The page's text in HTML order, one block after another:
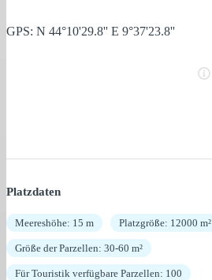
GPS: N 44°10'29.8'' E 9°37'23.8''
Platzdaten
Meereshöhe: 15 m Platzgröße: 12000 m²
Größe der Parzellen: 30-60 m²
Für Touristik verfügbare Parzellen: 100